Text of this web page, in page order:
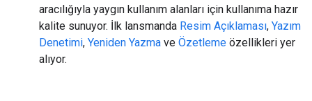
aracılığıyla yaygın kullanım alanları için kullanıma hazır
kalite sunuyor. İlk lansmanda Resim Açıklaması, Yazım
Denetimi, Yeniden Yazma ve Özetleme özellikleri yer
alıyor.